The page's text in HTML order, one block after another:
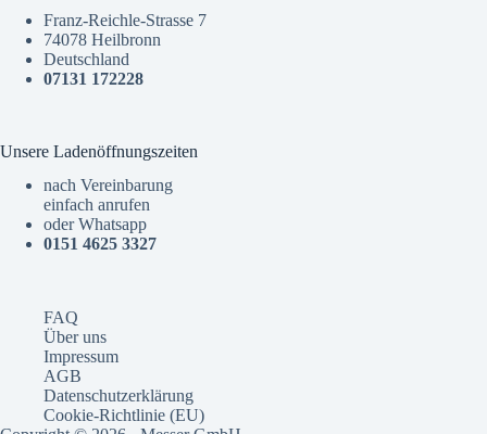
Franz-Reichle-Strasse 7
74078 Heilbronn
Deutschland
07131 172228
Unsere Ladenöffnungszeiten
nach Vereinbarung
einfach anrufen
oder Whatsapp
0151 4625 3327
FAQ
Über uns
Impressum
AGB
Datenschutzerklärung
Cookie-Richtlinie (EU)